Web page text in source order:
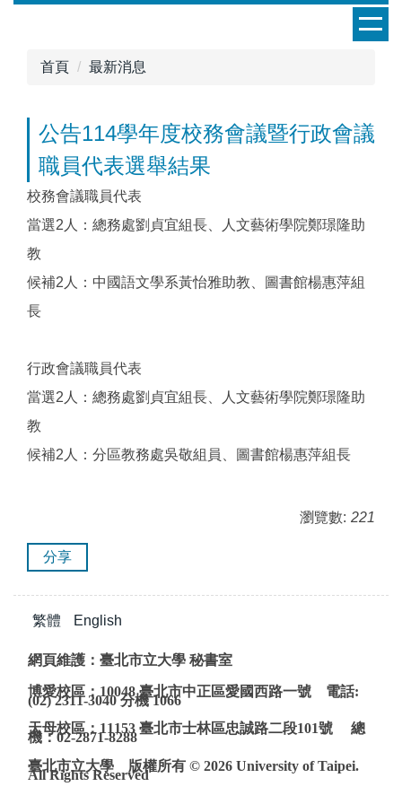
首頁 最新消息
公告114學年度校務會議暨行政會議
職員代表選舉結果
校務會議職員代表
當選2人：總務處劉貞宜組長、人文藝術學院鄭璟隆助
教
候補2人：中國語文學系黃怡雅助教、圖書館楊惠萍組
長
行政會議職員代表
當選2人：總務處劉貞宜組長、人文藝術學院鄭璟隆助
教
候補2人：分區教務處吳敬組員、圖書館楊惠萍組長
瀏覽數: 221
分享
繁體 English
網頁維護：臺北市立大學 秘書室
博愛校區：10048 臺北市中正區愛國西路一號 電話:
(02) 2311-3040 分機 1066
天母校區：11153 臺北市士林區忠誠路二段101號 總
機：02-2871-8288
臺北市立大學 版權所有 © 2026 University of Taipei.
All Rights Reserved